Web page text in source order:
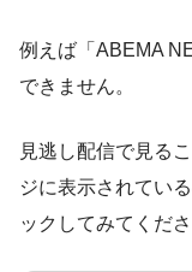
例えば「ABEMA
できません。
見逃し配信で見る
ジに表示されてい
ックしてみてくださ